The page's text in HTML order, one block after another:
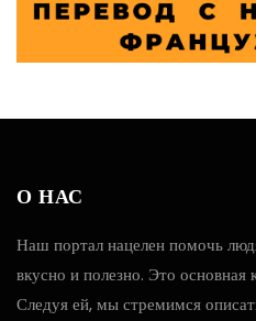
О НАС
Наш портал нацелен помочь
вкусно и полезно. Это основная
Следуя ей, мы стремимся